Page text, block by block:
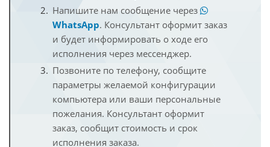
Напишите нам сообщение через
WhatsApp. Консультант оформит заказ
и будет информировать о ходе его
исполнения через мессенджер.
Позвоните по телефону, сообщите
параметры желаемой конфигурации
компьютера или ваши персональные
пожелания. Консультант оформит
заказ, сообщит стоимость и срок
исполнения заказа.